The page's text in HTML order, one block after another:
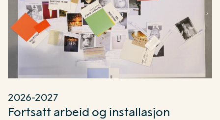
2026-2027
Fortsatt arbeid og installasjon